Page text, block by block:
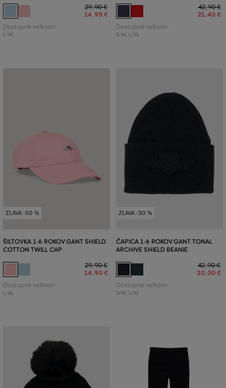
29,90 €
14,90 €
Dostupné veľkosti:
L/XL
42,90 €
21,40 €
Dostupné veľkosti:
S/M, L/XL
ZĽAVA -50 %
ŠILTOVKA 1-6 ROKOV GANT SHIELD
COTTON TWILL CAP
29,90 €
14,90 €
Dostupné veľkosti:
L/XL
ZĽAVA -30 %
ČAPICA 1-6 ROKOV GANT TONAL
ARCHIVE SHIELD BEANIE
42,90 €
30,00 €
Dostupné veľkosti:
S/M L/XL